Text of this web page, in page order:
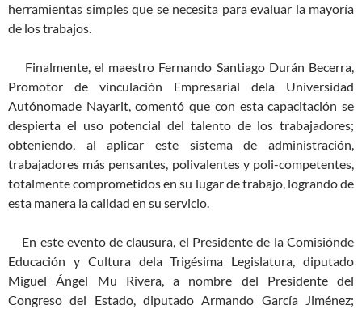
herramientas simples que se necesita para evaluar la mayoría
de los trabajos.
Finalmente, el maestro Fernando Santiago Durán Becerra,
Promotor de vinculación Empresarial dela Universidad
Autónomade Nayarit, comentó que con esta capacitación se
despierta el uso potencial del talento de los trabajadores;
obteniendo, al aplicar este sistema de administración,
trabajadores más pensantes, polivalentes y poli-competentes,
totalmente comprometidos en su lugar de trabajo, logrando de
esta manera la calidad en su servicio.
En este evento de clausura, el Presidente de la Comisiónde
Educación y Cultura dela Trigésima Legislatura, diputado
Miguel Ángel Mu Rivera, a nombre del Presidente del
Congreso del Estado, diputado Armando García Jiménez;